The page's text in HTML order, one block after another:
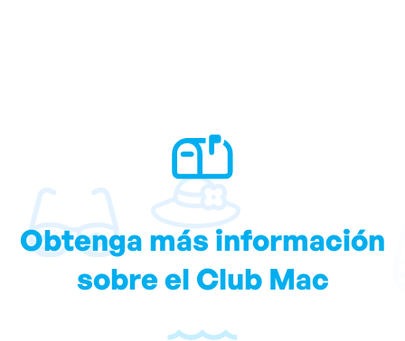
Obtenga más información
sobre el Club Mac